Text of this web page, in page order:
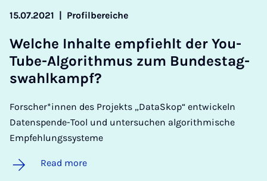
15.07.2021 | Profilbereiche
Welche In­halte em­pfiehlt der You­
Tube-Al­gorith­mus zum Bundestag­
swahlkampf?
Forscher*innen des Projekts „DataSkop“ entwickeln
Datenspende-Tool und untersuchen algorithmische
Empfehlungssysteme
Read more